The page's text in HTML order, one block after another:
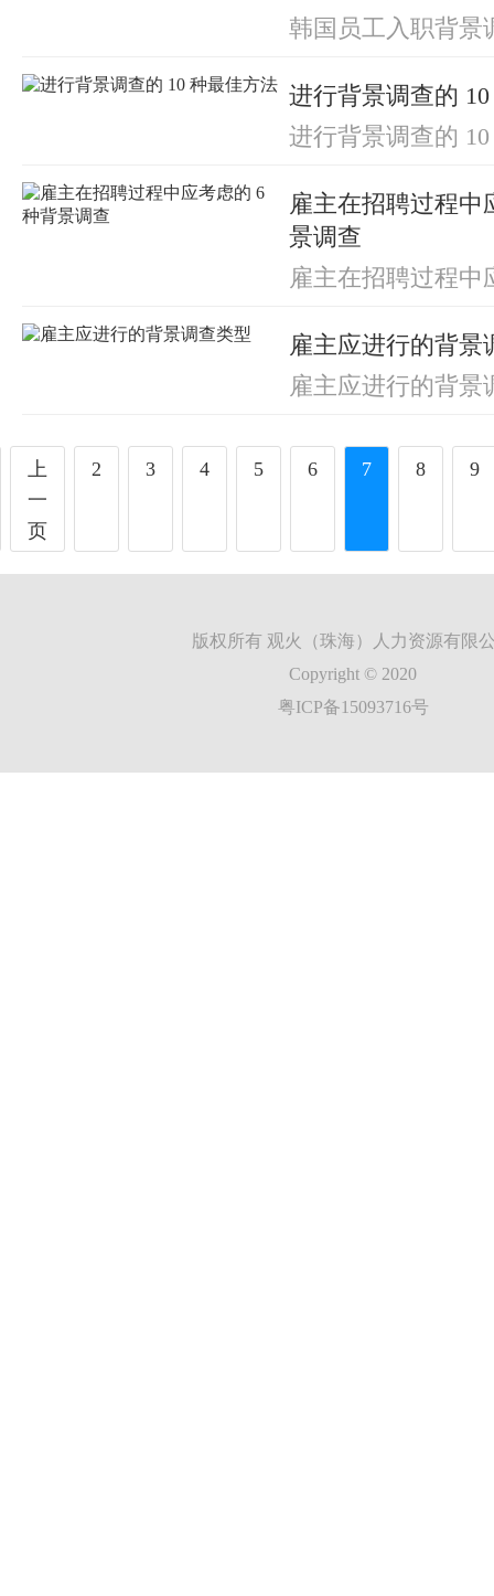
韩国员工入职背景
进行背景调查的
进行背景调查的
雇主在招聘过程中
景调查
雇主在招聘过程中
雇主应进行的背景
雇主应进行的背景
上
一
页
2 3 4 5 6 7 8 9
版权所有 观火（珠海）人力资源有限
Copyright © 2020
粤ICP备15093716号